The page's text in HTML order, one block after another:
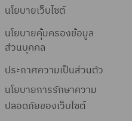
นโยบายเว็บไซต์
นโยบายคุ้มครองข้อมูล
ส่วนบุคคล
ประกาศความเป็นส่วนตัว
นโยบายการรักษาความ
ปลอดภัยของเว็บไซต์